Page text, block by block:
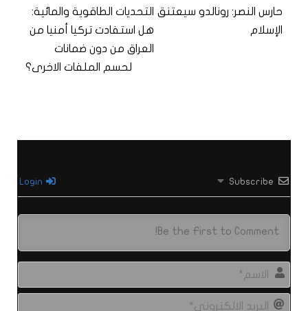
حارس النصر: رونالدو سيعتنق
الإسلام
التحديات الطاقوية والمائية:
هل استفادت تركيا أمنيا من
العراق من دون ضمانات
لحسم الملفات الاخرى؟
Subscribe